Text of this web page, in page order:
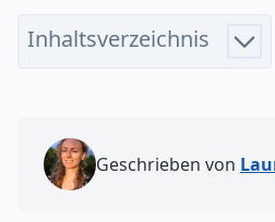
Geschrieben von
Inhaltsverzeichnis